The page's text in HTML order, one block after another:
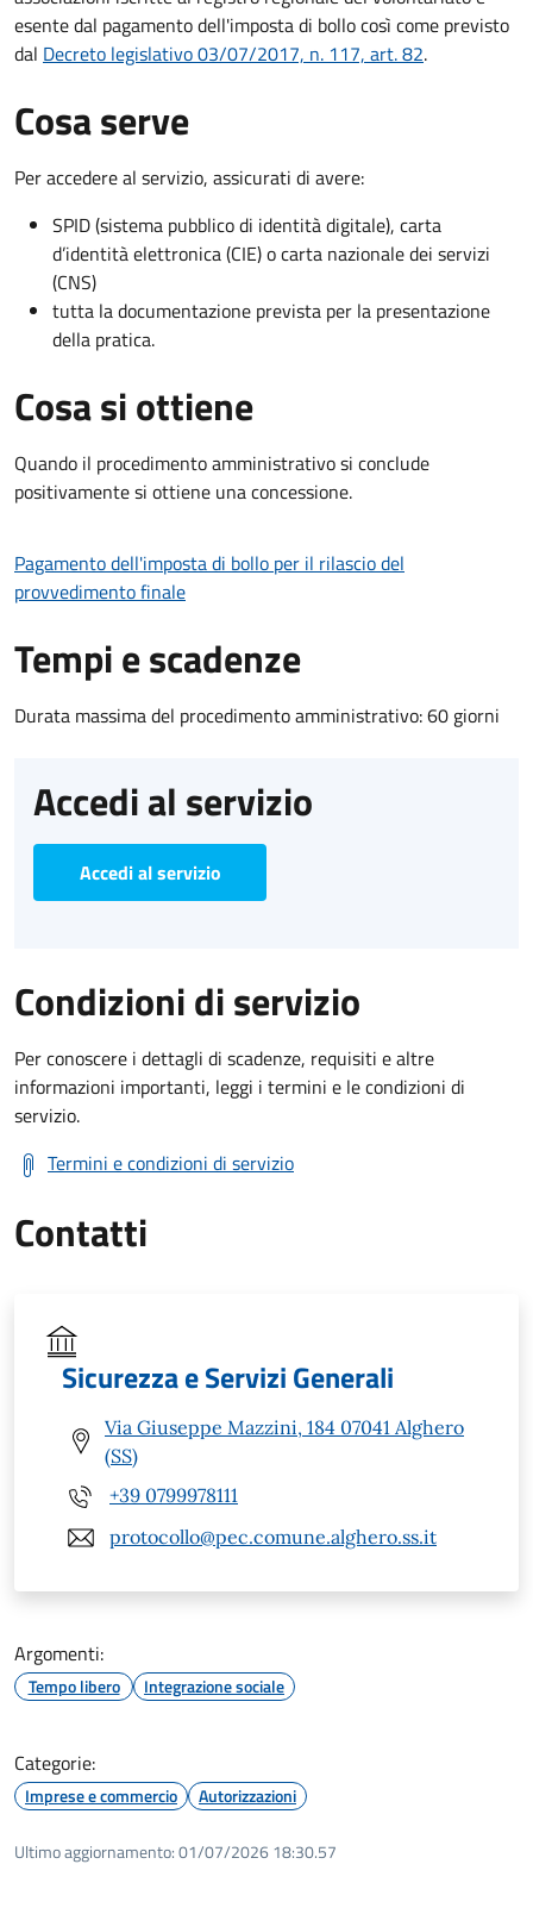
esente dal pagamento dell'imposta di bollo così come previsto
dal Decreto legislativo 03/07/2017, n. 117, art. 82.
Cosa serve
Per accedere al servizio, assicurati di avere:
SPID (sistema pubblico di identità digitale), carta
d’identità elettronica (CIE) o carta nazionale dei servizi
(CNS)
tutta la documentazione prevista per la presentazione
della pratica.
Cosa si ottiene
Quando il procedimento amministrativo si conclude
positivamente si ottiene una concessione.
Pagamento dell'imposta di bollo per il rilascio del
provvedimento finale
Tempi e scadenze
Durata massima del procedimento amministrativo: 60 giorni
Accedi al servizio
Accedi al servizio
Condizioni di servizio
Per conoscere i dettagli di scadenze, requisiti e altre
informazioni importanti, leggi i termini e le condizioni di
servizio.
Termini e condizioni di servizio
Contatti
Sicurezza e Servizi Generali
Via Giuseppe Mazzini, 184 07041 Alghero
(SS)
+39 0799978111
protocollo@pec.comune.alghero.ss.it
Argomenti:
Tempo libero Integrazione sociale
Categorie:
Imprese e commercio Autorizzazioni
Ultimo aggiornamento:01/07/2026 18:30.57